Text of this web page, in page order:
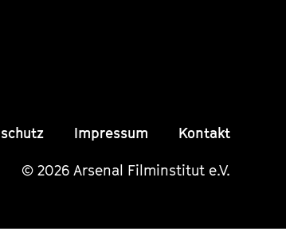
Impressum Kontakt
© 2026 Arsenal Filminstitut e.V.